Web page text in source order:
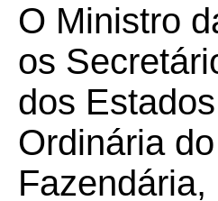
O Ministro
os
dos
Ordinária